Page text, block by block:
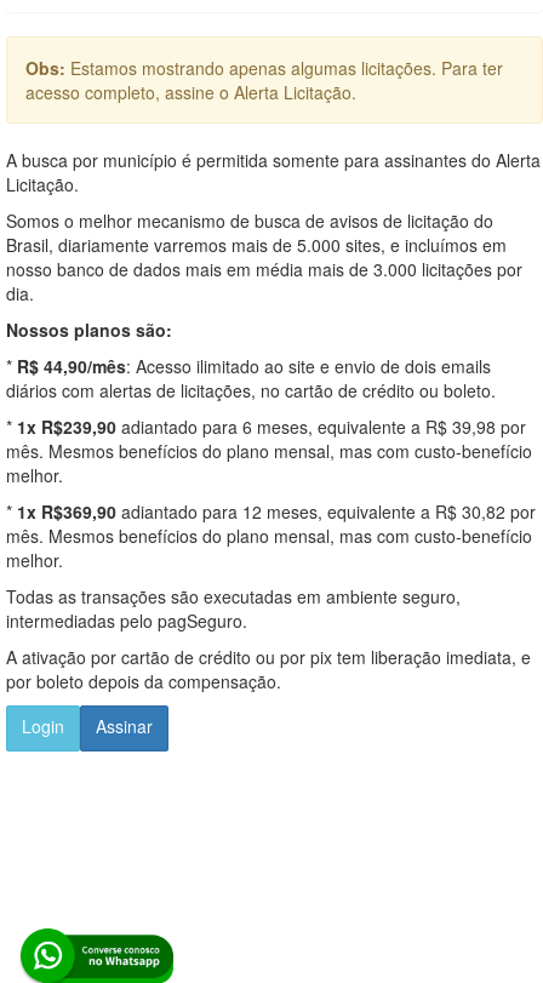
Obs: Estamos mostrando apenas algumas licitações. Para ter
acesso completo, assine o Alerta Licitação.
A busca por município é permitida somente para assinantes do Alerta
Licitação.
Somos o melhor mecanismo de busca de avisos de licitação do
Brasil, diariamente varremos mais de 5.000 sites, e incluímos em
nosso banco de dados mais em média mais de 3.000 licitações por
dia.
Nossos planos são:
* R$ 44,90/mês: Acesso ilimitado ao site e envio de dois emails
diários com alertas de licitações, no cartão de crédito ou boleto.
* 1x R$239,90 adiantado para 6 meses, equivalente a R$ 39,98 por
mês. Mesmos benefícios do plano mensal, mas com custo-benefício
melhor.
* 1x R$369,90 adiantado para 12 meses, equivalente a R$ 30,82 por
mês. Mesmos benefícios do plano mensal, mas com custo-benefício
melhor.
Todas as transações são executadas em ambiente seguro,
intermediadas pelo pagSeguro.
A ativação por cartão de crédito ou por pix tem liberação imediata, e
por boleto depois da compensação.
Login
Assinar